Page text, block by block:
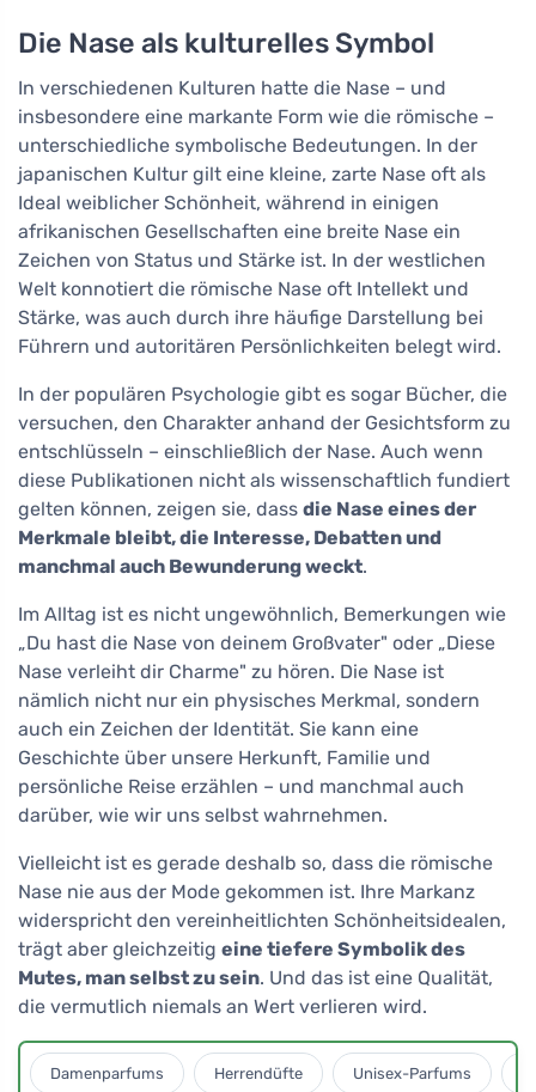
Die Nase als kulturelles Symbol
In verschiedenen Kulturen hatte die Nase – und
insbesondere eine markante Form wie die römische –
unterschiedliche symbolische Bedeutungen. In der
japanischen Kultur gilt eine kleine, zarte Nase oft als
Ideal weiblicher Schönheit, während in einigen
afrikanischen Gesellschaften eine breite Nase ein
Zeichen von Status und Stärke ist. In der westlichen
Welt konnotiert die römische Nase oft Intellekt und
Stärke, was auch durch ihre häufige Darstellung bei
Führern und autoritären Persönlichkeiten belegt wird.
In der populären Psychologie gibt es sogar Bücher, die
versuchen, den Charakter anhand der Gesichtsform zu
entschlüsseln – einschließlich der Nase. Auch wenn
diese Publikationen nicht als wissenschaftlich fundiert
gelten können, zeigen sie, dass die Nase eines der
Merkmale bleibt, die Interesse, Debatten und
manchmal auch Bewunderung weckt.
Im Alltag ist es nicht ungewöhnlich, Bemerkungen wie
„Du hast die Nase von deinem Großvater" oder „Diese
Nase verleiht dir Charme" zu hören. Die Nase ist
nämlich nicht nur ein physisches Merkmal, sondern
auch ein Zeichen der Identität. Sie kann eine
Geschichte über unsere Herkunft, Familie und
persönliche Reise erzählen – und manchmal auch
darüber, wie wir uns selbst wahrnehmen.
Vielleicht ist es gerade deshalb so, dass die römische
Nase nie aus der Mode gekommen ist. Ihre Markanz
widerspricht den vereinheitlichten Schönheitsidealen,
trägt aber gleichzeitig eine tiefere Symbolik des
Mutes, man selbst zu sein. Und das ist eine Qualität,
die vermutlich niemals an Wert verlieren wird.
Damenparfums Herrendüfte Unisex-Parfums